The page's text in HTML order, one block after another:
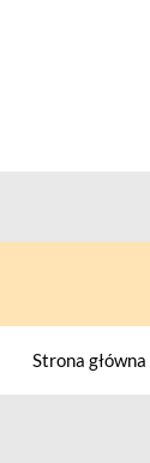
Strona główna